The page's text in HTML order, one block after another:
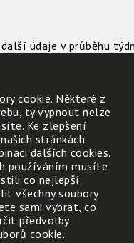
údaje v průběhu
v průběhu týdne (ve°C)?
cookie. Některé z
ty vypnout nelze
Ke zlepšení
stránkách
dalších cookies.
používáním musíte
co nejlepší
všechny soubory
sami vybrat, co
předvolby“
cookie.